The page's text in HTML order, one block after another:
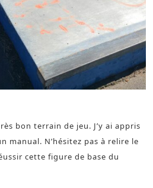
bon terrain de jeu. J’y ai appris
manual. N’hésitez pas à relire le
cette figure de base du